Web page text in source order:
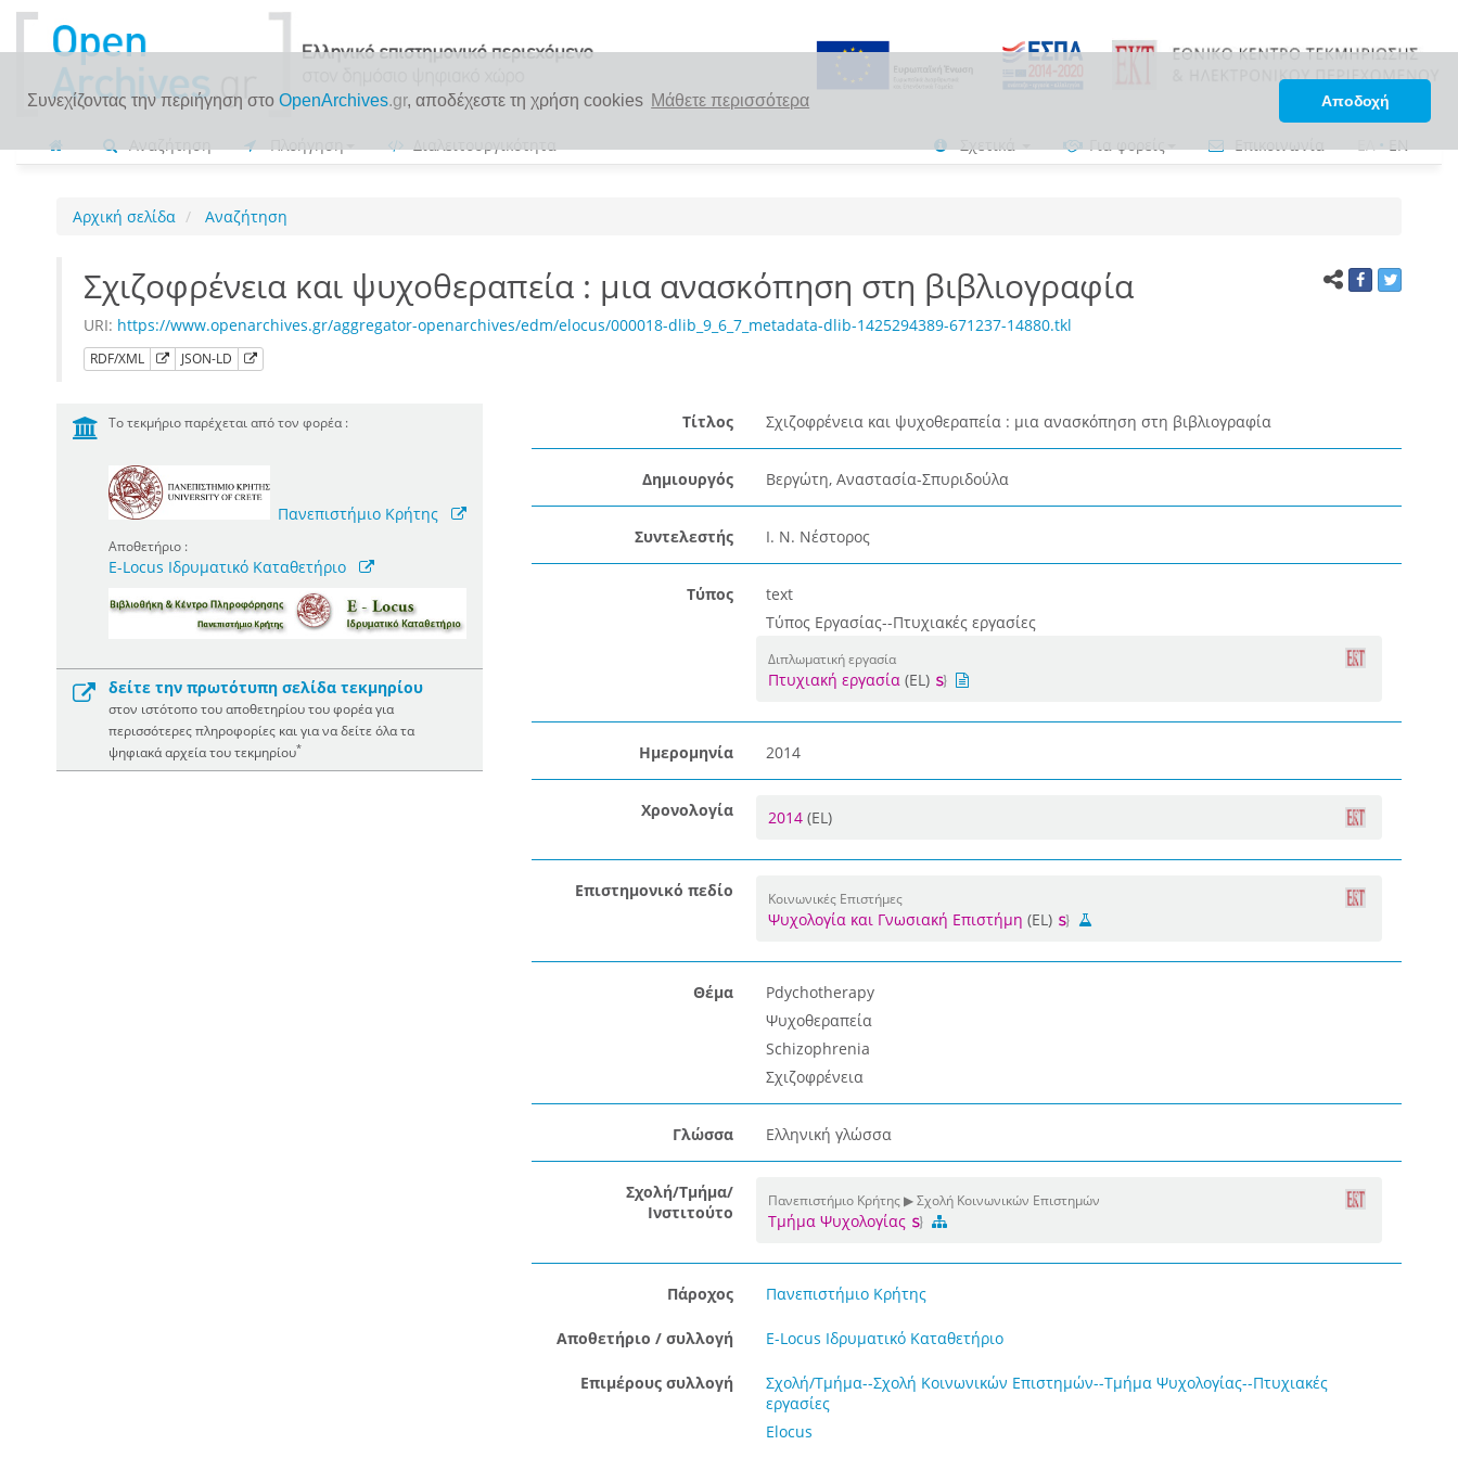
Συνεχίζοντας την περιήγηση στο OpenArchives.gr, αποδέχεστε τη χρήση cookies Μάθετε περισσότερα Αποδοχή
Αναζήτηση Πλοήγηση Διαλειτουργικότητα Σχετικά Για φορείς Επικοινωνία ΕΛ•EN
Αρχική σελίδα Αναζήτηση
Σχιζοφρένεια και ψυχοθεραπεία : μια ανασκόπηση στη βιβλιογραφία
URI: https://www.openarchives.gr/aggregator-openarchives/edm/elocus/000018-dlib_9_6_7_metadata-dlib-1425294389-671237-14880.tkl
RDF/XML JSON-LD
Το τεκμήριο παρέχεται από τον φορέα :
Πανεπιστήμιο Κρήτης
Αποθετήριο :
E-Locus Ιδρυματικό Καταθετήριο
δείτε την πρωτότυπη σελίδα τεκμηρίου
στον ιστότοπο του αποθετηρίου του φορέα για
περισσότερες πληροφορίες και για να δείτε όλα τα
ψηφιακά αρχεία του τεκμηρίου*
Τίτλος Σχιζοφρένεια και ψυχοθεραπεία : μια ανασκόπηση στη βιβλιογραφία
Δημιουργός Βεργώτη, Αναστασία-Σπυριδούλα
Συντελεστής Ι. Ν. Νέστορος
Τύπος
text
Τύπος Εργασίας--Πτυχιακές εργασίες
Διπλωματική εργασία
Πτυχιακή εργασία(EL)
Ημερομηνία 2014
Χρονολογία 2014 (EL)
Επιστημονικό πεδίο Κοινωνικές Επιστήμες
Ψυχολογία και Γνωσιακή Επιστήμη (EL)
Θέμα
Pdychotherapy
Ψυχοθεραπεία
Schizophrenia
Σχιζοφρένεια
Γλώσσα Ελληνική γλώσσα
Σχολή/Τμήμα/
Ινστιτούτο
Πανεπιστήμιο Κρήτης ▶ Σχολή Κοινωνικών Επιστημών
Τμήμα Ψυχολογίας
Πάροχος Πανεπιστήμιο Κρήτης
Αποθετήριο / συλλογή E-Locus Ιδρυματικό Καταθετήριο
Επιμέρους συλλογή
Σχολή/Τμήμα--Σχολή Κοινωνικών Επιστημών--Τμήμα Ψυχολογίας--Πτυχιακές
εργασίες
Elocus